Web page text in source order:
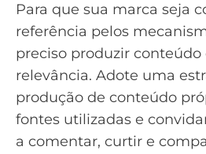
Para que sua marca seja
referência pelos
preciso produzir
relevância. Adote uma
produção de conteúdo
fontes utilizadas e
a comentar, curtir e